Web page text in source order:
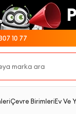
10 77
Çevre BirimleriEv Ve